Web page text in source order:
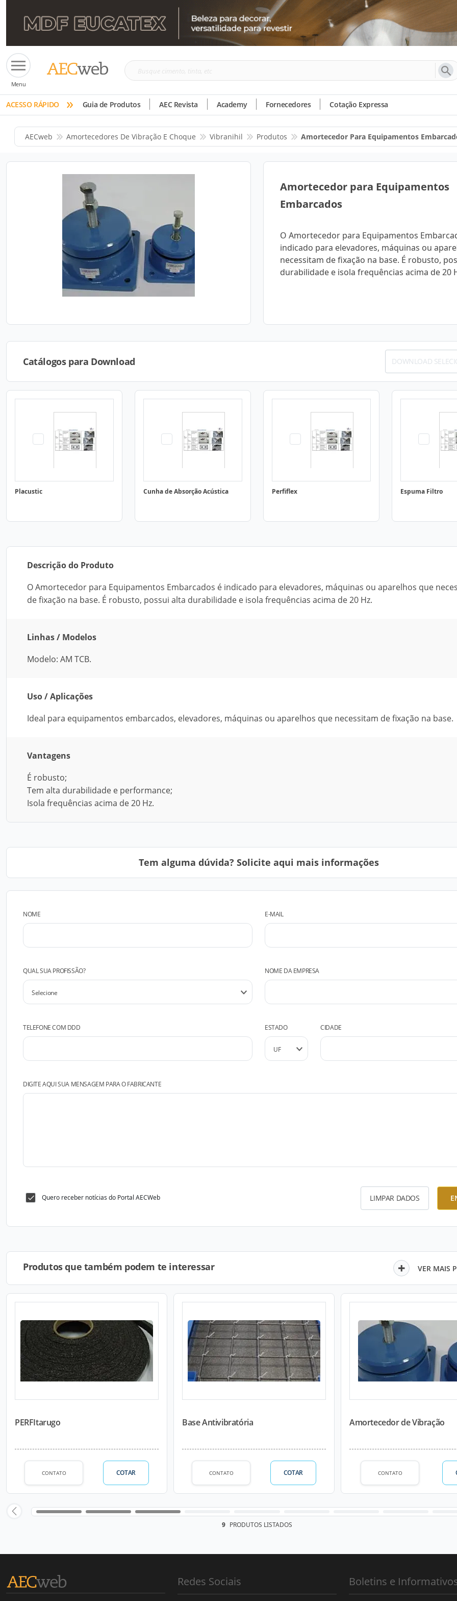
Menu
Busque
tinta,
etc
ACESSO RÁPIDO » Guia de Produtos AEC Revista Academy Fornecedores Cotação Expressa
AECweb Amortecedores De Vibração E Choque Vibranihil Produtos Amortecedor Para Equipamentos
Amortecedor para Equipamentos
Embarcados
O Amortecedor para Equipamentos
indicado para elevadores, máquinas ou
necessitam de fixação na base. É robusto,
durabilidade e isola frequências acima de 20
Catálogos para Download DOWNLOAD
Placustic Cunha de Absorção Acústica Perfiflex Espuma Filtro
Descrição do Produto
O Amortecedor para Equipamentos Embarcados é indicado para elevadores, máquinas ou aparelhos que
de fixação na base. É robusto, possui alta durabilidade e isola frequências acima de 20 Hz.
Linhas / Modelos
Modelo: AM TCB.
Uso / Aplicações
Ideal para equipamentos embarcados, elevadores, máquinas ou aparelhos que necessitam de fixação na base.
Vantagens
É robusto;
Tem alta durabilidade e performance;
Isola frequências acima de 20 Hz.
Tem alguma dúvida? Solicite aqui mais informações
NOME E-MAIL
QUAL SUA PROFISSÃO? NOME DA EMPRESA
TELEFONE COM DDD ESTADO CIDADE
DIGITE AQUI SUA MENSAGEM PARA O FABRICANTE
Quero receber notícias do Portal AECWeb LIMPAR DADOS
Produtos que também podem te interessar VER MAIS
PERFItarugo
CONTATO COTAR
Base Antivibratória
CONTATO COTAR
Amortecedor de Vibração
CONTATO
9 PRODUTOS LISTADOS
Redes Sociais Boletins e